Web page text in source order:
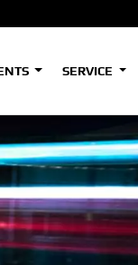
700
(Low)
700
(Low)
35kW
A2
SERVICE